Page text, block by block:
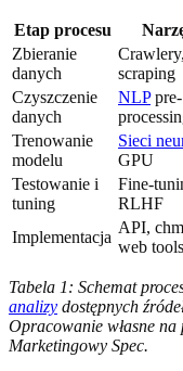
Etap procesu
Zbieranie
danych
scraping
Czyszczenie
danych
NLPpre-
Trenowanie
modelu
Sieci
GPU
Testowanie i
tuning
Fine-
RLHF
Implementacja
API,
web tools
Tabela 1: Schemat
analizy dostępnych
Opracowanie własne na
Marketingowy Spec.